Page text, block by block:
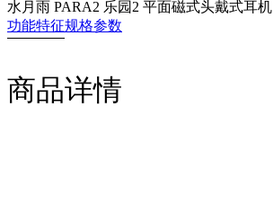
水月雨 PARA2 乐园2 平面磁式头戴式耳机
功能特征规格参数
商品详情